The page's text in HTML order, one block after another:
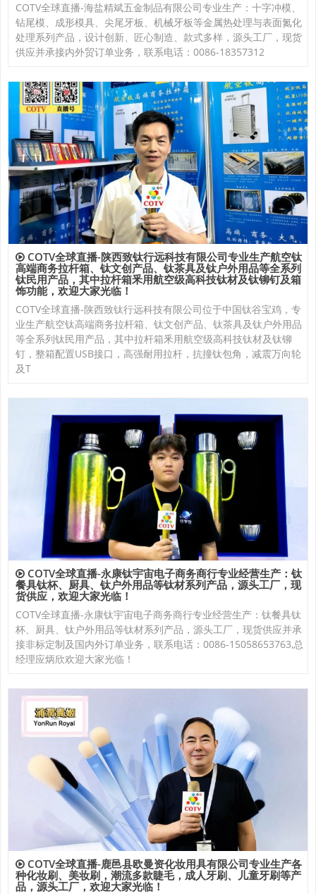
COTV全球直播-海盐精斌五金制品有限公司专业生产：十字冲模、
钻尾模、成形模具、尖尾牙板、机械牙板等金属热处理与表面氮化
处理系列产品，设计创新、匠心制造、款式多样，源头工厂，现货
供应并承接内外贸订单业务，联系电话：0086-18357312
COTV全球直播-陕西致钛行远科技有限公司专业生产航空钛
高端商务拉杆箱、钛文创产品、钛茶具及钛户外用品等全系列
钛民用产品，其中拉杆箱釆用航空级高科技钛材及钛铆钉及箱
饰功能，欢迎大家光临！
COTV全球直播-陕西致钛行远科技有限公司位于中国钛谷宝鸡，专
业生产航空钛高端商务拉杆箱、钛文创产品、钛茶具及钛户外用品
等全系列钛民用产品，其中拉杆箱釆用航空级高科技钛材及钛铆
钉，整箱配置USB接口，高强耐用拉杆，抗撞钛包角，减震万向轮
及T
COTV全球直播-永康钛宇宙电子商务商行专业经营生产：钛
餐具钛杯、厨具、钛户外用品等钛材系列产品，源头工厂，现
货供应，欢迎大家光临！
COTV全球直播-永康钛宇宙电子商务商行专业经营生产：钛餐具钛
杯、厨具、钛户外用品等钛材系列产品，源头工厂，现货供应并承
接非标定制及国内外订单业务，联系电话：0086-15058653763,总
经理应炳欣欢迎大家光临！
COTV全球直播-鹿邑县欧曼资化妆用具有限公司专业生产各
种化妆刷、美妆刷，潮流多款睫毛，成人牙刷、儿童牙刷等产
品，源头工厂，欢迎大家光临！